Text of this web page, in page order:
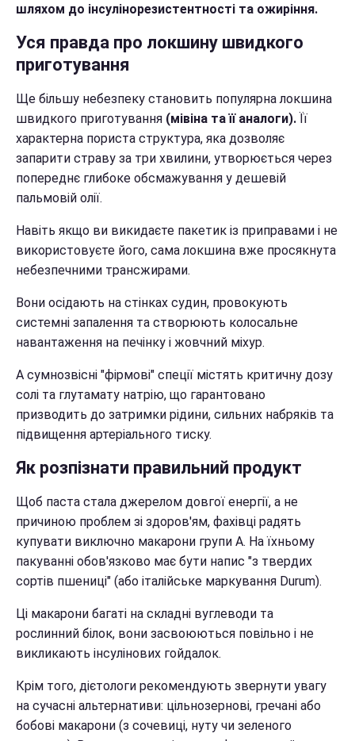
шляхом до інсулінорезистентності та ожиріння.
Уся правда про локшину швидкого
приготування
Ще більшу небезпеку становить популярна локшина
швидкого приготування (мівіна та її аналоги). Її
характерна пориста структура, яка дозволяє
запарити страву за три хвилини, утворюється через
попереднє глибоке обсмажування у дешевій
пальмовій олії.
Навіть якщо ви викидаєте пакетик із приправами і не
використовуєте його, сама локшина вже просякнута
небезпечними трансжирами.
Вони осідають на стінках судин, провокують
системні запалення та створюють колосальне
навантаження на печінку і жовчний міхур.
А сумнозвісні "фірмові" спеції містять критичну дозу
солі та глутамату натрію, що гарантовано
призводить до затримки рідини, сильних набряків та
підвищення артеріального тиску.
Як розпізнати правильний продукт
Щоб паста стала джерелом довгої енергії, а не
причиною проблем зі здоров'ям, фахівці радять
купувати виключно макарони групи А. На їхньому
пакуванні обов'язково має бути напис "з твердих
сортів пшениці" (або італійське маркування Durum).
Ці макарони багаті на складні вуглеводи та
рослинний білок, вони засвоюються повільно і не
викликають інсулінових гойдалок.
Крім того, дієтологи рекомендують звернути увагу
на сучасні альтернативи: цільнозернові, гречані або
бобові макарони (з сочевиці, нуту чи зеленого